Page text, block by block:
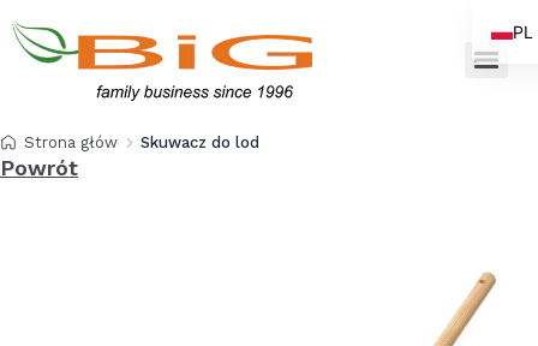
Strona główna Skuwacz do lodu duży SD
Powrót
PL